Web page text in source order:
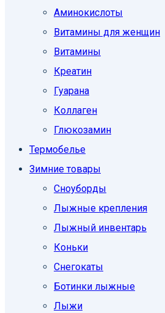
Аминокислоты
Витамины для женщин
Витамины
Креатин
Гуарана
Коллаген
Глюкозамин
Термобелье
Зимние товары
Сноуборды
Лыжные крепления
Лыжный инвентарь
Коньки
Снегокаты
Ботинки лыжные
Лыжи